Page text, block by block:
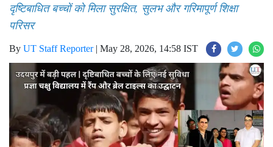
दृष्टिबाधित बच्चों को मिला सुरक्षित, सुलभ और गरिमापूर्ण शिक्षा
परिसर
By UT Staff Reporter| May 28, 2026, 14:58 IST